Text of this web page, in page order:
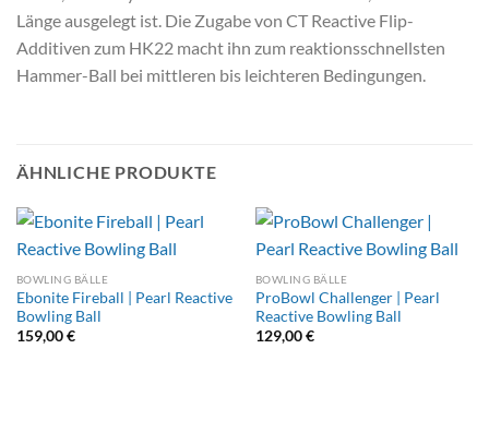
Länge ausgelegt ist. Die Zugabe von CT Reactive Flip-
Additiven zum HK22 macht ihn zum reaktionsschnellsten
Hammer-Ball bei mittleren bis leichteren Bedingungen.
ÄHNLICHE PRODUKTE
BOWLING BÄLLE
Ebonite Fireball | Pearl Reactive
Bowling Ball
159,00€
BOWLING BÄLLE
ProBowl Challenger | Pearl
Reactive Bowling Ball
129,00€